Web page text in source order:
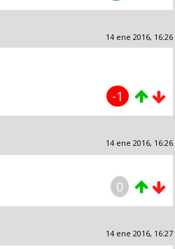
14 ene 2016, 16:26
-1
14 ene 2016, 16:26
0
14 ene 2016, 16:27